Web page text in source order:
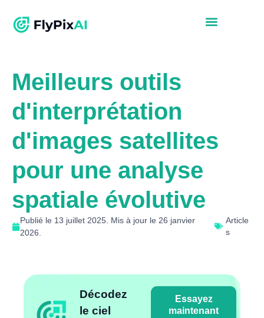
Meilleurs outils
d'interprétation
d'images satellites
pour une analyse
spatiale évolutive
Publié le 13 juillet 2025. Mis à jour le 26 janvier
2026.
Article
s
Décodez
le ciel
Essayez
maintenant